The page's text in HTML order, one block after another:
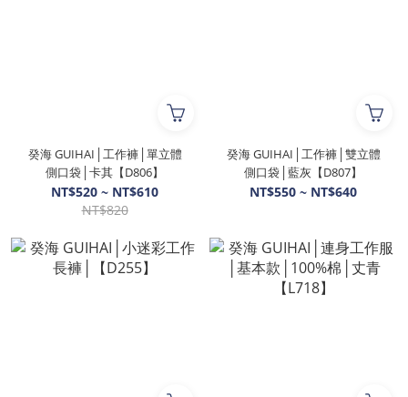
癸海 GUIHAI│工作褲│單立體
側口袋│卡其【D806】
NT$520 ~ NT$610
NT$820
癸海 GUIHAI│工作褲│雙立體
側口袋│藍灰【D807】
NT$550 ~ NT$640